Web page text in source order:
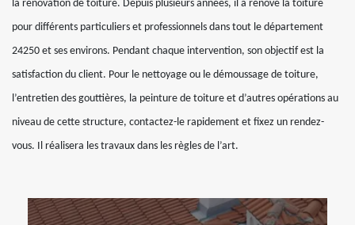
la rénovation de toiture. Depuis plusieurs années, il a rénové la toiture
pour différents particuliers et professionnels dans tout le département
24250 et ses environs. Pendant chaque intervention, son objectif est la
satisfaction du client. Pour le nettoyage ou le démoussage de toiture,
l’entretien des gouttières, la peinture de toiture et d’autres opérations au
niveau de cette structure, contactez-le rapidement et fixez un rendez-
vous. Il réalisera les travaux dans les règles de l’art.